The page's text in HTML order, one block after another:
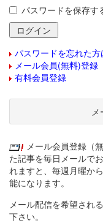
パスワードを保存す
パスワードを忘れた方
メール会員(無料)登録
有料会員登録
メール会員登録（
た記事を毎日メールで
れますと、毎週月曜か
能になります。
メール配信を希望され
下さい。